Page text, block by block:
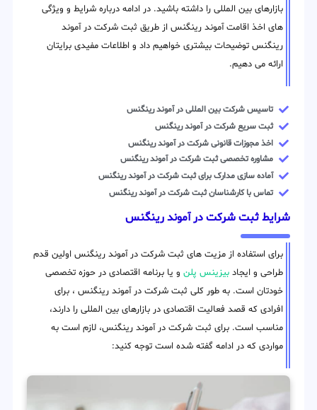
بازارهای بین المللی را داشته باشید. در ادامه درباره شرایط و ویژگی
های اخذ اقامت آموند رینگنس از طریق ثبت شرکت در آموند
رینگنس توضیحات بیشتری خواهیم داد و اطلاعات مفیدی برایتان
ارائه می دهیم.
تاسیس شرکت بین المللی در آموند رینگنس
ثبت سریع شرکت در آموند رینگنس
اخذ مجوزات قانونی شرکت در آموند رینگنس
مشاوره تخصصی ثبت شرکت در آموند رینگنس
آماده سازی مدارک برای ثبت شرکت در آموند رینگنس
تماس با کارشناسان ثبت شرکت در آموند رینگنس
شرایط ثبت شرکت در آموند رینگنس
برای استفاده از مزیت های ثبت شرکت در آموند رینگنس اولین قدم
طراحی و ایجاد بیزینس پلن و یا برنامه اقتصادی در حوزه تخصصی
خودتان است. به طور کلی ثبت شرکت در آموند رینگنس ، برای
افرادی که قصد فعالیت اقتصادی در بازارهای بین المللی را دارند،
مناسب است. برای ثبت شرکت در آموند رینگنس، لازم است به
مواردی که در ادامه گفته شده است توجه کنید: